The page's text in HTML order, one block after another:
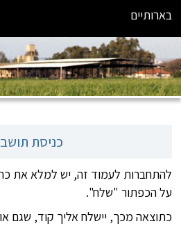
בארותיים
כניסת
להתחברות לעמוד זה, יש למלא את
על הכפתור "שלח".
כתוצאה מכך, יישלח אליך קוד, שגם